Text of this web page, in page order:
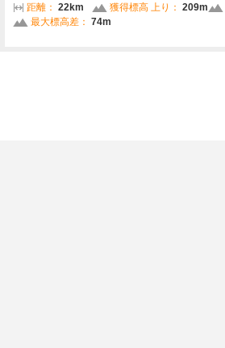
距離： 22km 獲得標高 上り： 209m
最大標高差： 74m